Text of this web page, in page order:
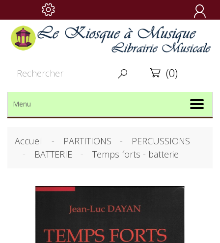

  (0)
Menu
Accueil PARTITIONS
PERCUSSIONS
BATTERIE
Temps forts - batterie